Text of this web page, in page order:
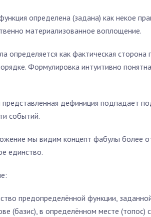
определена (задана) как некое
материализованное воплощение.
определяется как фактическая сторона
Формулировка интуитивно
дефиниция подпадает
событий.
мы видим концепт фабулы более
единство.
предопределённой функции,
(базис), в определённом месте